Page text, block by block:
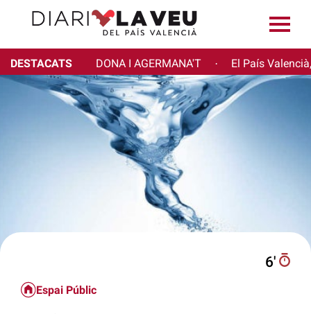
DESTACATS DONA I AGERMANA'T · El País
6′
Espai Públic